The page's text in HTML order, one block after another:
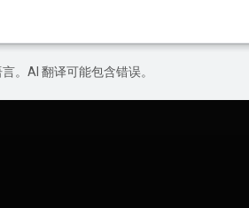
。AI 翻译可能包含错误。